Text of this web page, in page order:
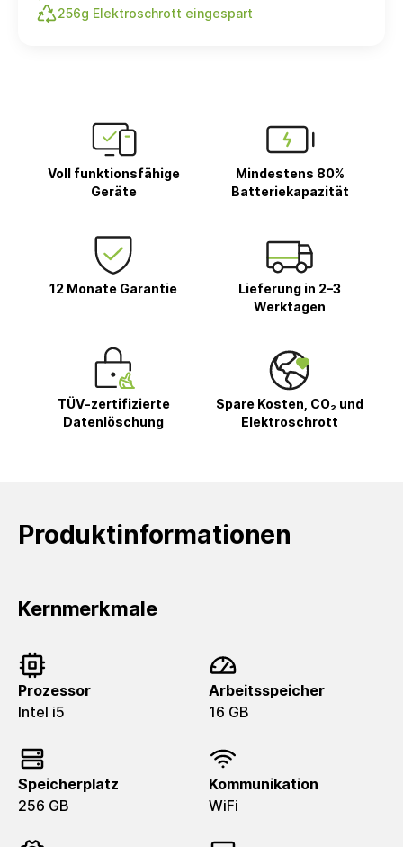
256g Elektroschrott eingespart
Voll funktionsfähige
Geräte
Mindestens 80%
Batteriekapazität
12 Monate Garantie
Lieferung in 2–3
Werktagen
TÜV-zertifizierte
Datenlöschung
Spare Kosten, CO₂ und
Elektroschrott
Produktinformationen
Kernmerkmale
Prozessor
Intel i5
Arbeitsspeicher
16 GB
Speicherplatz
256 GB
Kommunikation
WiFi